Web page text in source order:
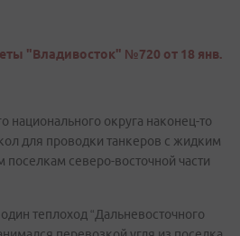
"Владивосток" №720 от 18 янв.
национального округа наконец-то
для проводки танкеров с жидким
северо-восточной части
теплоход “Дальневосточного